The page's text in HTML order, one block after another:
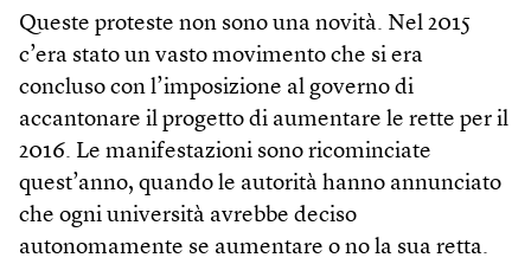
Queste proteste non sono una novità. Nel 2015
c’era stato un vasto movimento che si era
concluso con l’imposizione al governo di
accantonare il progetto di aumentare le rette per il
2016. Le manifestazioni sono ricominciate
quest’anno, quando le autorità hanno annunciato
che ogni università avrebbe deciso
autonomamente se aumentare o no la sua retta.